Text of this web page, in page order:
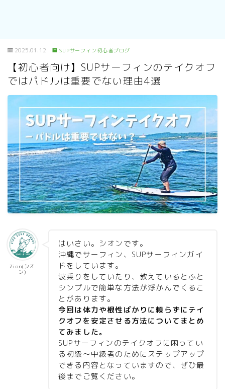
2025.01.12 SUPサーフィン初心者ブログ
【初心者向け】SUPサーフィンのテイクオフ
ではパドルは重要でない理由4選
Zion(シオ
ン)
はいさい。シオンです。
沖縄でサーフィン、SUPサーフィンガイ
ドをしています。
波乗りをしていたり、教えているとふと
シンプルで簡単な方法が浮かんでくるこ
とがあります。
今回は体力や根性ばかりに頼らずにテイ
クオフを安定させる方法についてまとめ
てみました。
SUPサーフィンのテイクオフに困ってい
る初級〜中級者のためにステップアップ
できる内容となっていますので、ぜひ最
後までご覧ください。